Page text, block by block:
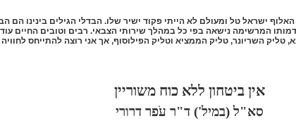
של האלוף ישראל טל ומעולם לא הייתי פקוד ישיר שלו. הבדלי הגילים בינינו
המרשימה נישאה בפי כל במהלך שירותי הצבאי. רבים וטובים החיים עוד
טליק השריונר, טליק הממציא וטליק הפילוסוף, אך אני רוצה להתייחס
אין ביטחון ללא כוח משוריין
סא"ל (במיל') ד"ר עֹפר דרורי